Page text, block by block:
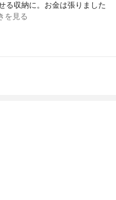
る収納に。お金は張りました
を見る